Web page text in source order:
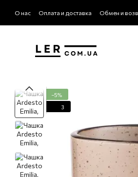
О нас Оплата и доставка Обмен и
−5%
3